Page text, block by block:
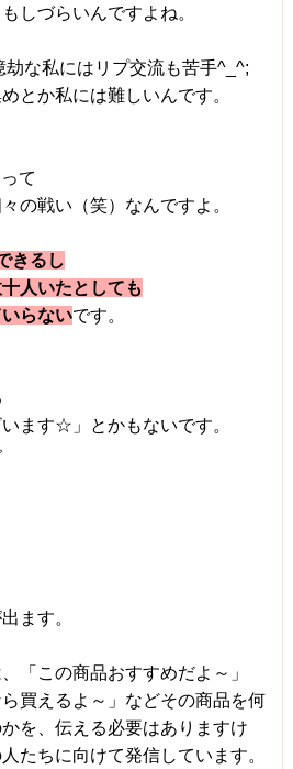
しづらいんですよね。
な私にはリプ交流も苦手^_^;
とか私には難しいんです。
て
の戦い（笑）なんですよ。
きるし
人いたとしても
らないです。
ます☆」とかもないです。
ます。
「この商品おすすめだよ～」
ら買えるよ～」などその商品を何
を、伝える必要はありますけ
たちに向けて発信しています。